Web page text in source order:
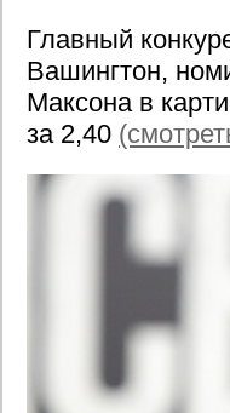
Главный
Вашингтон,
Максона в
за 2,40